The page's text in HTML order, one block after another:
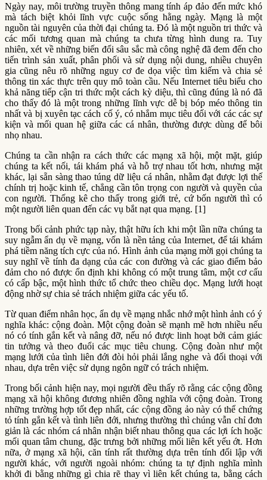
Ngày nay, môi trường truyền thông mang tính áp đảo đến mức khó
mà tách biệt khỏi lĩnh vực cuộc sống hằng ngày. Mạng là một
nguồn tài nguyên của thời đại chúng ta. Đó là một nguồn tri ​​thức và
các mối tương quan mà chúng ta chưa từng hình dung ra. Tuy
nhiên, xét về những biến đổi sâu sắc mà công nghệ đã đem đến cho
tiến trình sản xuất, phân phối và sử dụng nội dung, nhiều chuyên
gia cũng nêu rõ những nguy cơ đe dọa việc tìm kiếm và chia sẻ
thông tin xác thực trên quy mô toàn cầu. Nếu Internet tiêu biểu cho
khả năng tiếp cận tri ​​thức một cách kỳ diệu, thì cũng đúng là nó đã
cho thấy đó là một trong những lĩnh vực dễ bị bóp méo thông tin
nhất và bị xuyên tạc cách cố ý, có nhắm mục tiêu đối với các các sự
kiện và mối quan hệ giữa các cá nhân, thường được dùng để bôi
nhọ nhau.
Chúng ta cần nhận ra cách thức các mạng xã hội, một mặt, giúp
chúng ta kết nối, tái khám phá và hỗ trợ nhau tốt hơn, nhưng mặt
khác, lại sẵn sàng thao túng dữ liệu cá nhân, nhằm đạt được lợi thế
chính trị hoặc kinh tế, chẳng cần tôn trọng con người và quyền của
con người. Thống kê cho thấy trong giới trẻ, cứ bốn người thì có
một người liên quan đến các vụ bắt nạt qua mạng. [1]
Trong bối cảnh phức tạp này, thật hữu ích khi một lần nữa chúng ta
suy ngẫm ẩn dụ về mạng, vốn là nền tảng của Internet, để tái khám
phá tiềm năng tích cực của nó. Hình ảnh của mạng mời gọi chúng ta
suy nghĩ về tính đa dạng của các con đường và các giao điểm bảo
đảm cho nó được ổn định khi không có một trung tâm, một cơ cấu
có cấp bậc, một hình thức tổ chức theo chiều dọc. Mạng lưới hoạt
động nhờ sự chia sẻ trách nhiệm giữa các yếu tố.
Từ quan điểm nhân học, ẩn dụ về mạng nhắc nhớ một hình ảnh có ý
nghĩa khác: cộng đoàn. Một cộng đoàn sẽ mạnh mẽ hơn nhiều nếu
nó có tính gắn kết và nâng đỡ, nếu nó được linh hoạt bởi cảm giác
tin tưởng và theo đuổi các mục tiêu chung. Cộng đoàn như một
mạng lưới của tình liên đới đòi hỏi phải lắng nghe và đối thoại với
nhau, dựa trên việc sử dụng ngôn ngữ có trách nhiệm.
Trong bối cảnh hiện nay, mọi người đều thấy rõ rằng các cộng đồng
mạng xã hội không đương nhiên đồng nghĩa với cộng đoàn. Trong
những trường hợp tốt đẹp nhất, các cộng đồng ảo này có thể chứng
tỏ tính gắn kết và tình liên đới, nhưng thường thì chúng vẫn chỉ đơn
giản là các nhóm cá nhân nhận biết nhau thông qua các lợi ích hoặc
mối quan tâm chung, đặc trưng bởi những mối liên kết yếu ớt. Hơn
nữa, ở mạng xã hội, căn tính rất thường dựa trên tính đối lập với
người khác, với người ngoài nhóm: chúng ta tự định nghĩa mình
khởi đi bằng những gì chia rẽ thay vì liên kết chúng ta, bằng cách